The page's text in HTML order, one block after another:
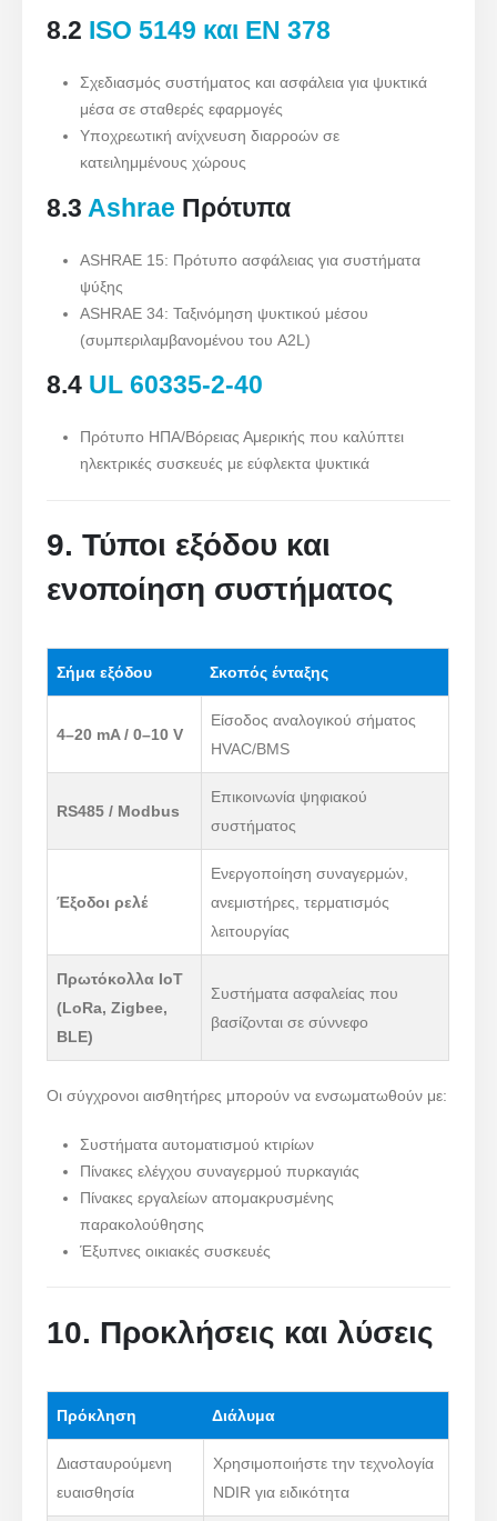
8.2 ISO 5149 και EN 378
Σχεδιασμός συστήματος και ασφάλεια για ψυκτικά
μέσα σε σταθερές εφαρμογές
Υποχρεωτική ανίχνευση διαρροών σε
κατειλημμένους χώρους
8.3 Ashrae Πρότυπα
ASHRAE 15: Πρότυπο ασφάλειας για συστήματα
ψύξης
ASHRAE 34: Ταξινόμηση ψυκτικού μέσου
(συμπεριλαμβανομένου του A2L)
8.4 UL 60335-2-40
Πρότυπο ΗΠΑ/Βόρειας Αμερικής που καλύπτει
ηλεκτρικές συσκευές με εύφλεκτα ψυκτικά
9. Τύποι εξόδου και
ενοποίηση συστήματος
Σήμα εξόδου Σκοπός ένταξης
4–20 mA / 0–10 V
Είσοδος αναλογικού σήματος
HVAC/BMS
RS485 / Modbus
Επικοινωνία ψηφιακού
συστήματος
Έξοδοι ρελέ
Ενεργοποίηση συναγερμών,
ανεμιστήρες, τερματισμός
λειτουργίας
Πρωτόκολλα IoT
(LoRa, Zigbee,
BLE)
Συστήματα ασφαλείας που
βασίζονται σε σύννεφο
Οι σύγχρονοι αισθητήρες μπορούν να ενσωματωθούν με:
Συστήματα αυτοματισμού κτιρίων
Πίνακες ελέγχου συναγερμού πυρκαγιάς
Πίνακες εργαλείων απομακρυσμένης
παρακολούθησης
Έξυπνες οικιακές συσκευές
10. Προκλήσεις και λύσεις
Πρόκληση Διάλυμα
Διασταυρούμενη
ευαισθησία
Χρησιμοποιήστε την τεχνολογία
NDIR για ειδικότητα
Επικοινωνήστε μαζί μας
Zhengzhou
cece@winsensor.com
Whatsapp: +8618595618735
Βυθός
Αισθητήρας R454B
Αισθητήρας R32
Ανίχνευση διαρροής ψυκτικού μέσου
για συστήματα HVAC
Παρακολούθηση συστήματος ψύξης
του κέντρου δεδομένων
Παρακολούθηση ασφαλείας ψυκτικού
μέσου για ψυκτική αποθήκευση
Προβάλετε περισσότερα
Ακολουθήστε μας
Winsen. © 2026. Με την επιφύλαξη παντός δικαιώματος